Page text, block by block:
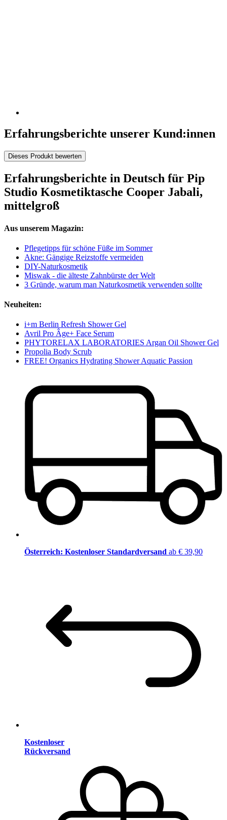
Erfahrungsberichte unserer Kund:innen
Dieses Produkt bewerten
Erfahrungsberichte in Deutsch für Pip
Studio Kosmetiktasche Cooper Jabali,
mittelgroß
Aus unserem Magazin:
Pflegetipps für schöne Füße im Sommer
Akne: Gängige Reizstoffe vermeiden
DIY-Naturkosmetik
Miswak - die älteste Zahnbürste der Welt
3 Gründe, warum man Naturkosmetik verwenden sollte
Neuheiten:
i+m Berlin Refresh Shower Gel
Avril Pro Âge+ Face Serum
PHYTORELAX LABORATORIES Argan Oil Shower Gel
Propolia Body Scrub
FREE! Organics Hydrating Shower Aquatic Passion
Österreich: Kostenloser Standardversand ab € 39,90
Kostenloser
Rückversand